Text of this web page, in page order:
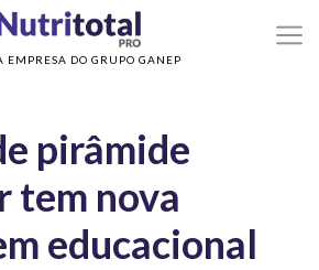
EMPRESA DO GRUPO GANEP
de pirâmide alimentar tem nova abordagem
pirâmide
tem nova
educacional